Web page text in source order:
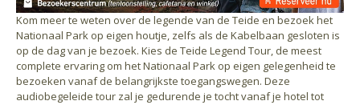
Kom meer te weten over de legende van de Teide en bezoek het
Nationaal Park op eigen houtje, zelfs als de Kabelbaan gesloten is
op de dag van je bezoek. Kies de Teide Legend Tour, de meest
complete ervaring om het Nationaal Park op eigen gelegenheid te
bezoeken vanaf de belangrijkste toegangswegen. Deze
audiobegeleide tour zal je gedurende je tocht vanaf je hotel tot